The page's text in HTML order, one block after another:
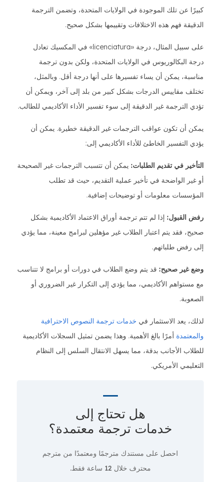
كبيرًا عن تلك الموجودة في الولايات المتحدة، وتضمن الترجمة
الدقيقة فهم هذه الاختلافات وتقييمها بشكل صحيح.
على سبيل المثال، درجة «licenciatura» في المكسيك تعادل
درجة البكالوريوس في الولايات المتحدة، ولكن بدون ترجمة
مناسبة، يمكن أن يساء تفسيرها على أنها درجة أقل. وبالمثل،
تختلف مقاييس الدرجات بشكل كبير من بلد إلى آخر، ويمكن أن
تؤدي الترجمة غير الدقيقة إلى سوء تفسير الأداء الأكاديمي للطالب.
يمكن أن تكون عواقب الترجمات غير الدقيقة خطيرة. يمكن أن
يؤدي التفسير الخاطئ للأداء الأكاديمي إلى:
التأخير في تقديم الطلبات: يمكن أن تتسبب الترجمات غير الصحيحة
أو غير الواضحة في تأخير عملية التقديم، حيث قد تطلب
المؤسسات معلومات أو توضيحات إضافية.
رفض القبول: إذا لم تتم ترجمة أوراق الاعتماد الأكاديمية بشكل
صحيح، فقد يتم اعتبار الطلاب غير مؤهلين لبرامج معينة، مما يؤدي
إلى رفض طلباتهم.
وضع غير صحيح: قد يتم وضع الطلاب في دورات أو برامج لا تتناسب
مع مستواهم الأكاديمي، مما يؤدي إلى التكرار غير الضروري أو
الصعوبة.
لذلك، يعد الاستثمار في خدمات ترجمة النصوص الاحترافية
والمعتمدة أمرًا بالغ الأهمية. وهذا يضمن تمثيل السجلات الأكاديمية
للطلاب الأجانب بدقة، مما يسهل الانتقال السلس إلى النظام
التعليمي الأمريكي.
هل تحتاج إلى
خدمات ترجمة معتمدة؟
احصل على مستندك مترجمًا ومعتمدًا من مترجم
محترف خلال 12 ساعة فقط.